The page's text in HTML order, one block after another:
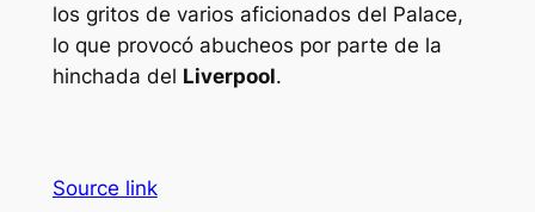
los gritos de varios aficionados del Palace,
lo que provocó abucheos por parte de la
hinchada del Liverpool.
Source link